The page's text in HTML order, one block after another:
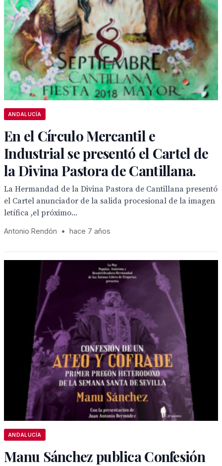
ANDALUCÍA
En el Círculo Mercantil e
Industrial se presentó el Cartel de
la Divina Pastora de Cantillana.
La Hermandad de la Divina Pastora de Cantillana presentó
el Cartel anunciador de la salida procesional de la imagen
letífica ,el próximo...
Antonio Rendón • hace 7 años
ANDALUCÍA
Manu Sánchez publica Confesión